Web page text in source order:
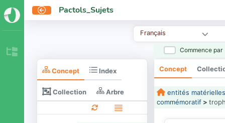
Pactols_Sujets
Français
Commence par
Concept Index
Collection Arbre
curie (bâtiment)
édifice de spectacle
établissement d'enseignement
hôtel de ville
lieu de justice
lieu de perception
monument commémoratif
arc monumental
colonne monumentale
Concept
entités matérielles
commémoratif>